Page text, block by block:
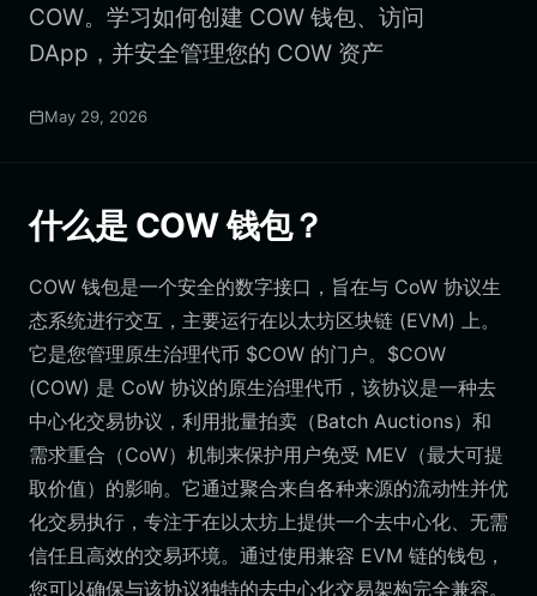
Español (Argentina)
COW。学习如何创建 COW 钱包、访问
DApp，并安全管理您的 COW 资产
May 29, 2026
什么是 COW 钱包？
COW 钱包是一个安全的数字接口，旨在与 CoW 协议生
态系统进行交互，主要运行在以太坊区块链 (EVM) 上。
它是您管理原生治理代币 $COW 的门户。$COW
(COW) 是 CoW 协议的原生治理代币，该协议是一种去
中心化交易协议，利用批量拍卖（Batch Auctions）和
需求重合（CoW）机制来保护用户免受 MEV（最大可提
取价值）的影响。它通过聚合来自各种来源的流动性并优
化交易执行，专注于在以太坊上提供一个去中心化、无需
信任且高效的交易环境。通过使用兼容 EVM 链的钱包，
您可以确保与该协议独特的去中心化交易架构完全兼容。